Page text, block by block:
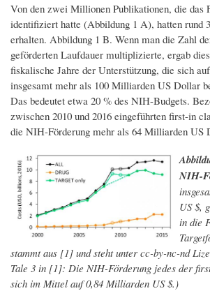
Von den zwei Millionen Publikationen, die das
identifiziert hatte (Abbildung 1 A), hatten rund
erhalten. Abbildung 1 B. Wenn man die Zahl
geförderten Laufdauer multiplizierte, ergab
fiskalische Jahre der Unterstützung, die sich
insgesamt mehr als 100 Milliarden US Dollar
Das bedeutet etwa 20 % des NIH-Budgets.
zwischen 2010 und 2016 eingeführten first-in
die NIH-Förderung mehr als 64 Milliarden US
NIH-
US $,
in die
stammt aus [1] und steht unter cc-by-nc-nd
Tale 3 in [1]: Die NIH-Förderung jedes der
sich im Mittel auf 0,84 Milliarden US $.)